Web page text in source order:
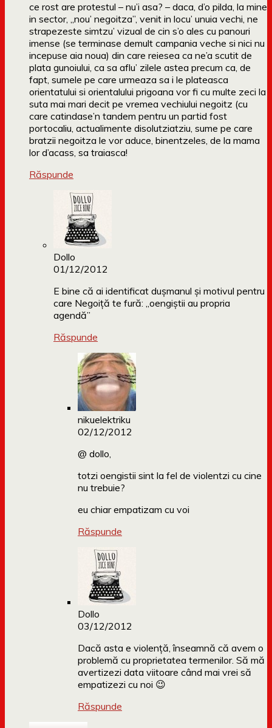
ce rost are protestul – nu’i asa? – daca, d’o pilda, la mine
in sector, „nou’ negoitza”, venit in locu’ unuia vechi, ne
strapezeste simtzu’ vizual de cin s’o ales cu panouri
imense (se terminase demult campania veche si nici nu
incepuse aia noua) din care reiesea ca ne’a scutit de
plata gunoiului, ca sa aflu’ zilele astea precum ca, de
fapt, sumele pe care urmeaza sa i le plateasca
orientatului si orientalului prigoana vor fi cu multe zeci la
suta mai mari decit pe vremea vechiului negoitz (cu
care catindase’n tandem pentru un partid fost
portocaliu, actualimente disolutziatziu, sume pe care
bratzii negoitza le vor aduce, binentzeles, de la mama
lor d’acass, sa traiasca!
Răspunde
Dollo
01/12/2012
E bine că ai identificat dușmanul și motivul pentru
care Negoiță te fură: „oengiștii au propria
agendă”
Răspunde
nikuelektriku
02/12/2012
@ dollo,
totzi oengistii sint la fel de violentzi cu cine
nu trebuie?
eu chiar empatizam cu voi
Răspunde
Dollo
03/12/2012
Dacă asta e violență, înseamnă că avem o
problemă cu proprietatea termenilor. Să mă
avertizezi data viitoare când mai vrei să
empatizezi cu noi 😉
Răspunde